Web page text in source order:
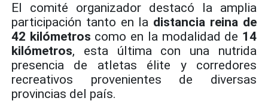
El comité organizador destacó la amplia
participación tanto en la distancia reina de
42 kilómetros como en la modalidad de 14
kilómetros, esta última con una nutrida
presencia de atletas élite y corredores
recreativos provenientes de diversas
provincias del país.